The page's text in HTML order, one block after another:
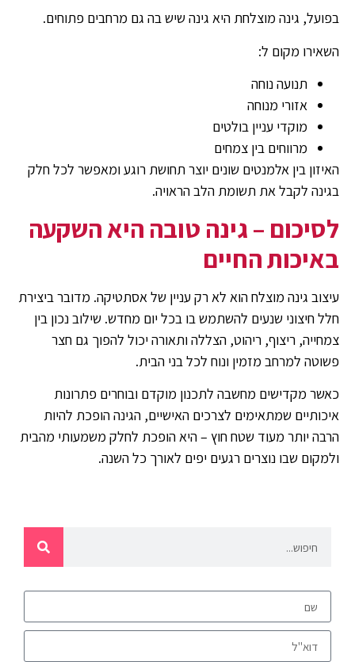
בפועל, גינה מוצלחת היא גינה שיש בה גם מרחבים פתוחים.
השאירו מקום ל:
תנועה נוחה
אזורי מנוחה
מוקדי עניין בולטים
מרווחים בין צמחים
האיזון בין אלמנטים שונים יוצר תחושת רוגע ומאפשר לכל חלק
בגינה לקבל את תשומת הלב הראויה.
לסיכום – גינה טובה היא השקעה
באיכות החיים
עיצוב גינה מוצלח הוא לא רק עניין של אסתטיקה. מדובר ביצירת
חלל חיצוני שנעים להשתמש בו בכל יום מחדש. שילוב נכון בין
צמחייה, ריצוף, ריהוט, הצללה ותאורה יכול להפוך גם חצר
פשוטה למרחב מזמין ונוח לכל בני הבית.
כאשר מקדישים מחשבה לתכנון מוקדם ובוחרים פתרונות
איכותיים שמתאימים לצרכים האישיים, הגינה הופכת להיות
הרבה יותר מעוד שטח חוץ – היא הופכת לחלק משמעותי מהבית
ולמקום שבו נוצרים רגעים יפים לאורך כל השנה.